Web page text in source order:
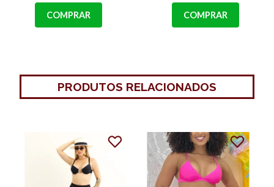
COMPRAR COMPRAR
PRODUTOS RELACIONADOS